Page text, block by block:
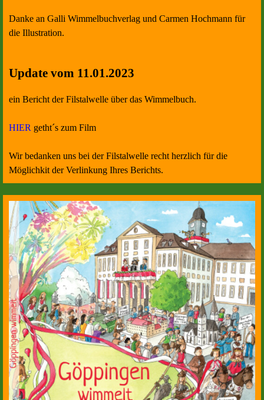
Danke an Galli Wimmelbuchverlag und Carmen Hochmann für
die Illustration.
Update vom 11.01.2023
ein Bericht der Filstalwelle über das Wimmelbuch.
HIER getht´s zum Film
Wir bedanken uns bei der Filstalwelle recht herzlich für die
Möglichkit der Verlinkung Ihres Berichts.